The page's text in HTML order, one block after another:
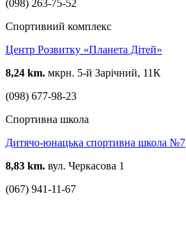
(098) 263-75-52
Спортивний комплекс
Центр Розвитку «Планета Дітей»
8,24 km. мкрн. 5-й Зарічний, 11К
(098) 677-98-23
Спортивна школа
Дитячо-юнацька спортивна школа №7
8,83 km. вул. Черкасова 1
(067) 941-11-67